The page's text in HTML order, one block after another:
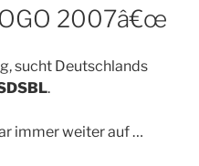
2007â€œ
sucht Deutschlands
.
immer weiter auf …